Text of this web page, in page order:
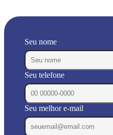
Seu nome
Seu telefone
Seu melhor e-mail